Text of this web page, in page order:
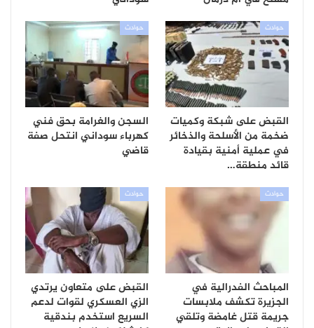
حوادث
القبض على شبكة وكميات
ضخمة من الأسلحة والذخائر
في عملية أمنية بقيادة
قائد منطقة…
حوادث
السجن والغرامة بحق فني
كهرباء سوداني انتحل صفة
قاضي
حوادث
المباحث الفدرالية في
الجزيرة تكشف ملابسات
جريمة قتل غامضة وتلقي
حوادث
القبض على متعاون يرتدي
الزي العسكري لقوات لدعم
السريع استخدم بندقية